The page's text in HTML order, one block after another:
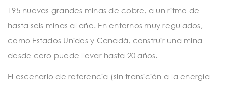
195 nuevas grandes minas de cobre, a un ritmo de
hasta seis minas al año. En entornos muy regulados,
como Estados Unidos y Canadá, construir una mina
desde cero puede llevar hasta 20 años.
El escenario de referencia (sin transición a la energía